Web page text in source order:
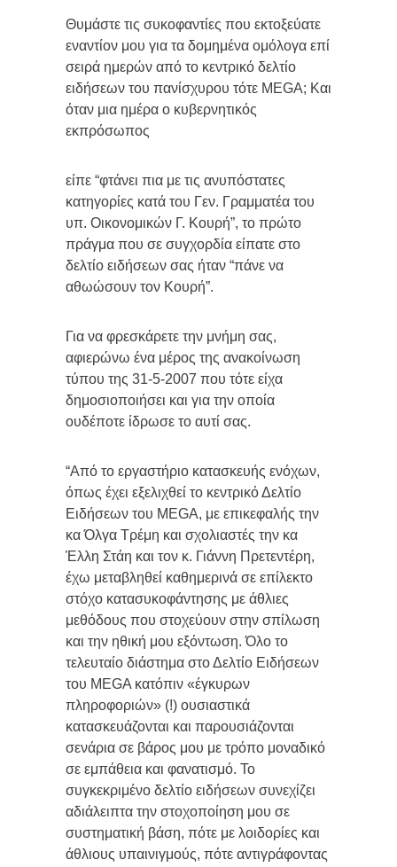
Θυμάστε τις συκοφαντίες που εκτοξεύατε
εναντίον μου για τα δομημένα ομόλογα επί
σειρά ημερών από το κεντρικό δελτίο
ειδήσεων του πανίσχυρου τότε MEGA; Και
όταν μια ημέρα ο κυβερνητικός
εκπρόσωπος
είπε “φτάνει πια με τις ανυπόστατες
κατηγορίες κατά του Γεν. Γραμματέα του
υπ. Οικονομικών Γ. Κουρή”, το πρώτο
πράγμα που σε συγχορδία είπατε στο
δελτίο ειδήσεων σας ήταν “πάνε να
αθωώσουν τον Κουρή”.
Για να φρεσκάρετε την μνήμη σας,
αφιερώνω ένα μέρος της ανακοίνωση
τύπου της 31-5-2007 που τότε είχα
δημοσιοποιήσει και για την οποία
ουδέποτε ίδρωσε το αυτί σας.
“Από το εργαστήριο κατασκευής ενόχων,
όπως έχει εξελιχθεί το κεντρικό Δελτίο
Ειδήσεων του MEGA, με επικεφαλής την
κα Όλγα Τρέμη και σχολιαστές την κα
Έλλη Στάη και τον κ. Γιάννη Πρετεντέρη,
έχω μεταβληθεί καθημερινά σε επίλεκτο
στόχο κατασυκοφάντησης με άθλιες
μεθόδους που στοχεύουν στην σπίλωση
και την ηθική μου εξόντωση. Όλο το
τελευταίο διάστημα στο Δελτίο Ειδήσεων
του MEGA κατόπιν «έγκυρων
πληροφοριών» (!) ουσιαστικά
κατασκευάζονται και παρουσιάζονται
σενάρια σε βάρος μου με τρόπο μοναδικό
σε εμπάθεια και φανατισμό. Το
συγκεκριμένο δελτίο ειδήσεων συνεχίζει
αδιάλειπτα την στοχοποίηση μου σε
συστηματική βάση, πότε με λοιδορίες και
άθλιους υπαινιγμούς, πότε αντιγράφοντας